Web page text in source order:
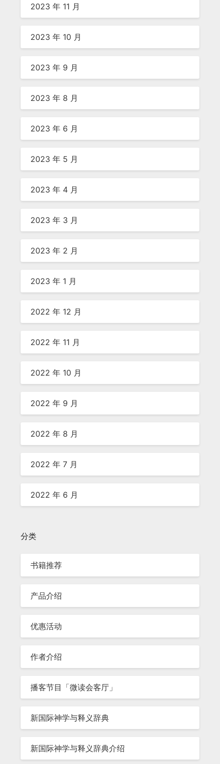
2023 年 11 月
2023 年 10 月
2023 年 9 月
2023 年 8 月
2023 年 6 月
2023 年 5 月
2023 年 4 月
2023 年 3 月
2023 年 2 月
2023 年 1 月
2022 年 12 月
2022 年 11 月
2022 年 10 月
2022 年 9 月
2022 年 8 月
2022 年 7 月
2022 年 6 月
分类
书籍推荐
产品介绍
优惠活动
作者介绍
播客节目「微读会客厅」
新国际神学与释义辞典
新国际神学与释义辞典介绍